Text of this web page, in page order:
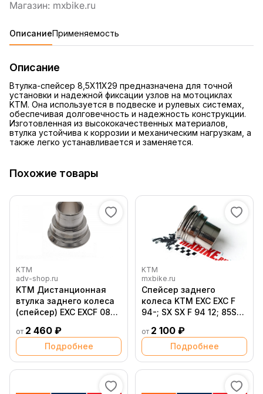
ОписаниеПрименяемость
Описание
Втулка-спейсер 8,5X11X29 предназначена для точной
установки и надежной фиксации узлов на мотоциклах
KTM. Она используется в подвеске и рулевых системах,
обеспечивая долговечность и надежность конструкции.
Изготовленная из высококачественных материалов,
втулка устойчива к коррозии и механическим нагрузкам, а
также легко устанавливается и заменяется.
Похожие товары
KTM
adv-shop.ru
KTM Дистанционная
втулка заднего колеса
(спейсер) EXC EXCF 08
78010016000 /
54610016000 /
77310016000 )
от 2 460 ₽
Подробнее
KTM
mxbike.ru
Спейсер заднего
колеса KTM EXC EXC F
94-; SX SX F 94 12; 85SX
14- ; TC85 14- / GasGas
EC EC F 21- ; MC85 21-
от 2 100 ₽
Подробнее